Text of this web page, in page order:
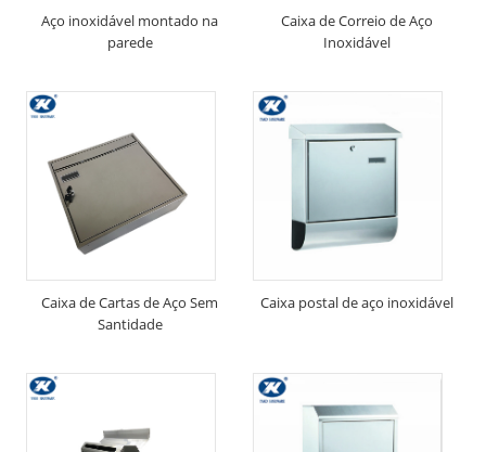
Aço inoxidável montado na
parede
Caixa de Correio de Aço
Inoxidável
Caixa de Cartas de Aço Sem
Santidade
Caixa postal de aço inoxidável